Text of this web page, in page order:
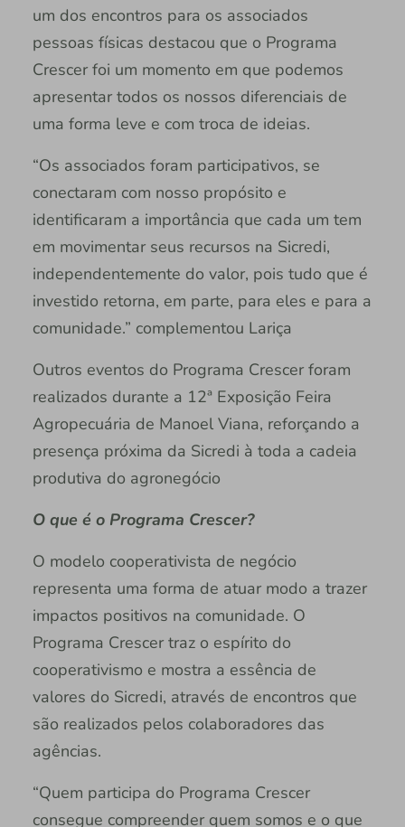
um dos encontros para os associados
pessoas físicas destacou que o Programa
Crescer foi um momento em que podemos
apresentar todos os nossos diferenciais de
uma forma leve e com troca de ideias.
“Os associados foram participativos, se
conectaram com nosso propósito e
identificaram a importância que cada um tem
em movimentar seus recursos na Sicredi,
independentemente do valor, pois tudo que é
investido retorna, em parte, para eles e para a
comunidade.” complementou Lariça
Outros eventos do Programa Crescer foram
realizados durante a 12ª Exposição Feira
Agropecuária de Manoel Viana, reforçando a
presença próxima da Sicredi à toda a cadeia
produtiva do agronegócio
O que é o Programa Crescer?
O modelo cooperativista de negócio
representa uma forma de atuar modo a trazer
impactos positivos na comunidade. O
Programa Crescer traz o espírito do
cooperativismo e mostra a essência de
valores do Sicredi, através de encontros que
são realizados pelos colaboradores das
agências.
“Quem participa do Programa Crescer
consegue compreender quem somos e o que